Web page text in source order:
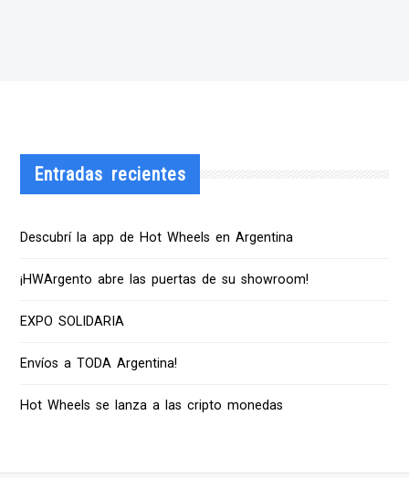
Entradas recientes
Descubrí la app de Hot Wheels en Argentina
¡HWArgento abre las puertas de su showroom!
EXPO SOLIDARIA
Envíos a TODA Argentina!
Hot Wheels se lanza a las cripto monedas